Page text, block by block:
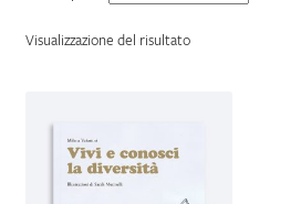
Visualizzazione del risultato